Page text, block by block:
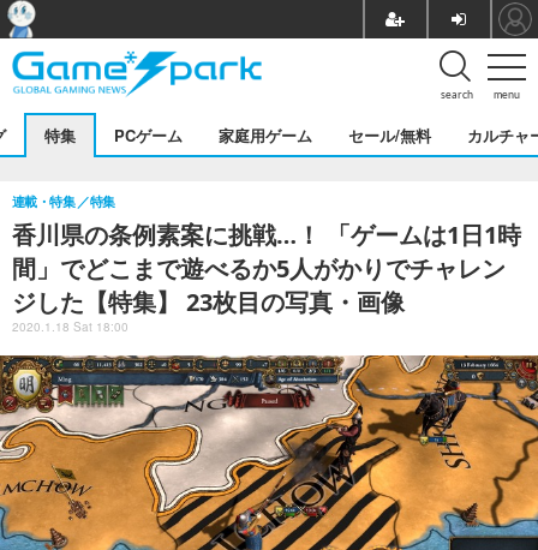
menu
search
特集 PCゲーム 家庭用ゲーム セール/無料 カルチャ
香川県の条例素案に挑戦…！ 「ゲームは1日1時
間」でどこまで遊べるか5人がかりでチャレン
ジした【特集】 23枚目の写真・画像
連載・特集 特集
2020.1.18 Sat 18:00